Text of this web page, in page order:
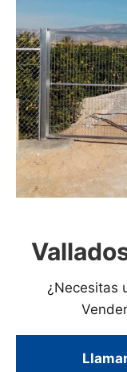
¿Necesitas